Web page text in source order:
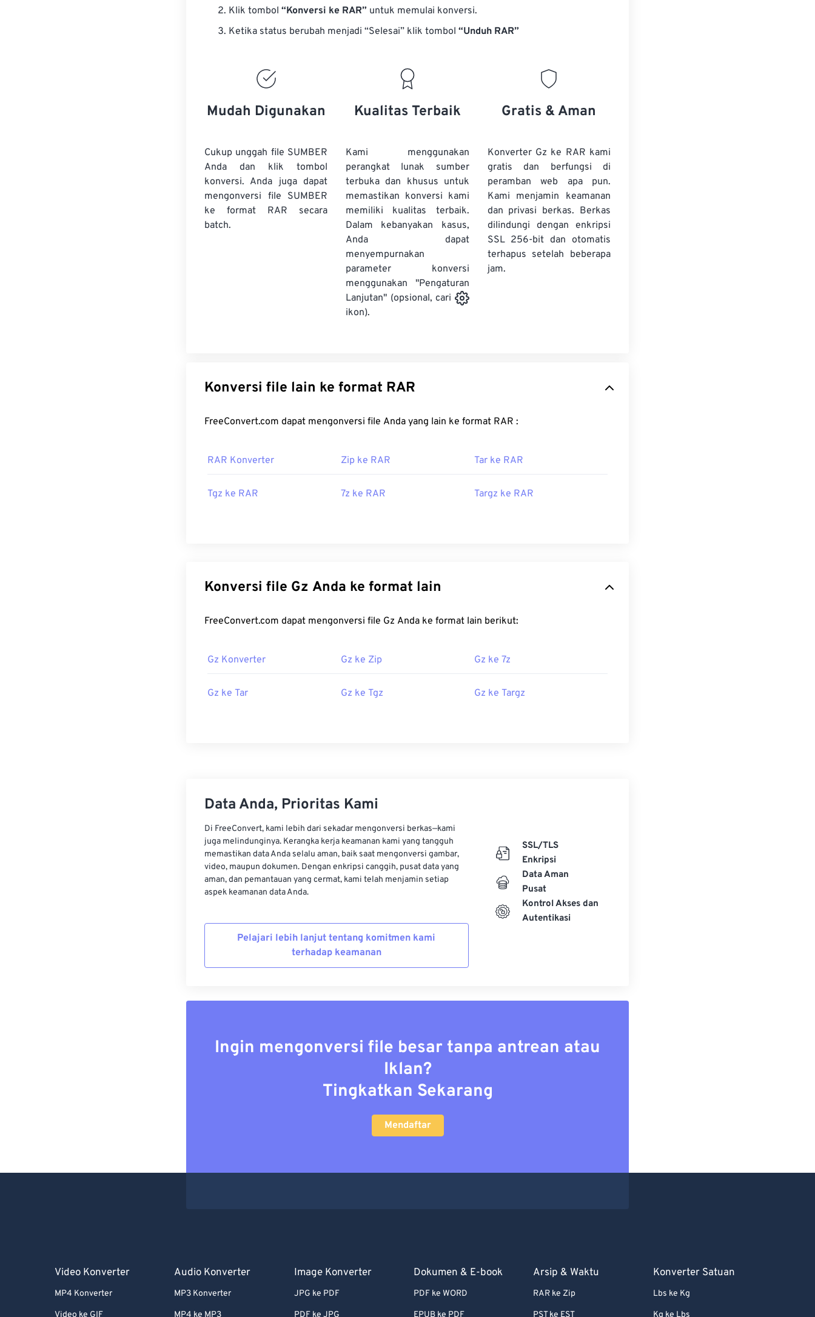
Klik tombol “Konversi ke RAR” untuk memulai konversi.
Ketika status berubah menjadi “Selesai” klik tombol “Unduh RAR”
Mudah Digunakan
Cukup unggah file SUMBER
Anda dan klik tombol
konversi. Anda juga dapat
mengonversi file SUMBER
ke format RAR secara
batch.
Kualitas Terbaik
Kami menggunakan
perangkat lunak sumber
terbuka dan khusus untuk
memastikan konversi kami
memiliki kualitas terbaik.
Dalam kebanyakan kasus,
Anda dapat
menyempurnakan
parameter konversi
menggunakan "Pengaturan
Lanjutan" (opsional, cari
ikon).
Gratis & Aman
Konverter Gz ke RAR kami
gratis dan berfungsi di
peramban web apa pun.
Kami menjamin keamanan
dan privasi berkas. Berkas
dilindungi dengan enkripsi
SSL 256-bit dan otomatis
terhapus setelah beberapa
jam.
Konversi file lain ke format RAR
FreeConvert.com dapat mengonversi file Anda yang lain ke format RAR :
RAR Konverter Zip ke RAR Tar ke RAR
Tgz ke RAR 7z ke RAR Targz ke RAR
Konversi file Gz Anda ke format lain
FreeConvert.com dapat mengonversi file Gz Anda ke format lain berikut:
Gz Konverter Gz ke Zip Gz ke 7z
Gz ke Tar Gz ke Tgz Gz ke Targz
Data Anda, Prioritas Kami
Di FreeConvert, kami lebih dari sekadar mengonversi berkas—kami
juga melindunginya. Kerangka kerja keamanan kami yang tangguh
memastikan data Anda selalu aman, baik saat mengonversi gambar,
video, maupun dokumen. Dengan enkripsi canggih, pusat data yang
aman, dan pemantauan yang cermat, kami telah menjamin setiap
aspek keamanan data Anda.
Pelajari lebih lanjut tentang komitmen kami
terhadap keamanan
SSL/TLS
Enkripsi
Data Aman
Pusat
Kontrol Akses dan
Autentikasi
Ingin mengonversi file besar tanpa antrean atau
Iklan?
Tingkatkan Sekarang
Mendaftar
Video Konverter
MP4 Konverter
Video ke GIF
Audio Konverter
MP3 Konverter
MP4 ke MP3
Image Konverter
JPG ke PDF
PDF ke JPG
Dokumen & E-book
PDF ke WORD
EPUB ke PDF
Arsip & Waktu
RAR ke Zip
PST ke EST
Konverter Satuan
Lbs ke Kg
Kg ke Lbs